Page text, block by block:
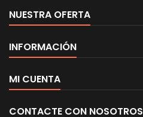
NUESTRA OFERTA
INFORMACIÓN
MI CUENTA
CONTACTE CON NOSOTROS